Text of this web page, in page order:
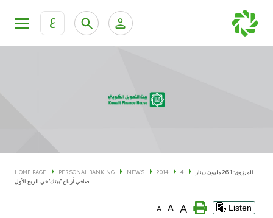
ع
KFH Online Corporate Banking Services
Cards
Banking Tiers
HOME PAGE PERSONAL BANKING NEWS 2014 4
المرزوق: 26.1 مليون دينار
صافي أرباح "بيتك" في الربع الأول
A A A Listen